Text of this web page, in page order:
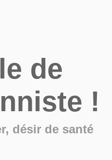
de
!
désir de santé